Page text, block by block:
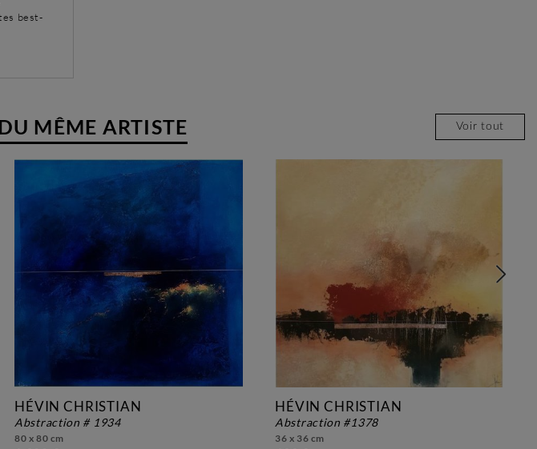
best-
MÊME ARTISTE Voir tout
HÉVIN CHRISTIAN
abstraction # 1934
80 x 80 cm
HÉVIN CHRISTIAN
abstraction #1378
36 x 36 cm